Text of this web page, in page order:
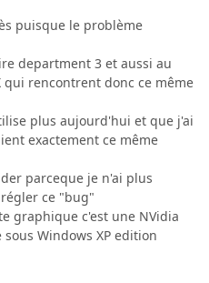
puisque le problème
department 3 et aussi au
rencontrent donc ce même
plus aujourd'hui et que j'ai
exactement ce même
parceque je n'ai plus
ce "bug"
graphique c'est une NVidia
sous Windows XP edition